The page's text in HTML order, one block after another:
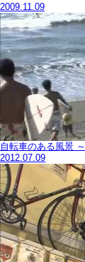
2009.11.09
自転車のある風景
2012.07.09